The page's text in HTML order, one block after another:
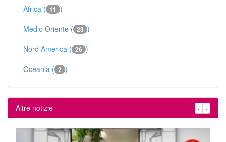
Africa ( 11 )
Medio Oriente ( 23 )
Nord America ( 26 )
Oceania ( 2 )
Altre notizie ‹ ›